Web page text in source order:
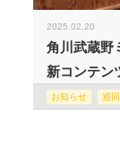
2025.02.20
角川武蔵野
新コンテン
お知らせ 巡